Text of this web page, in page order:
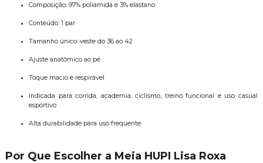
Composição: 97% poliamida e 3% elastano
Conteúdo: 1 par
Tamanho único: veste do 36 ao 42
Ajuste anatômico ao pé
Toque macio e respirável
Indicada para corrida, academia, ciclismo, treino funcional e uso casual
esportivo
Alta durabilidade para uso frequente
Por Que Escolher a Meia HUPI Lisa Roxa